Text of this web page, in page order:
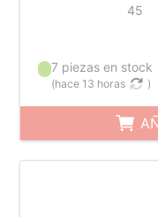
45
7 piezas en stock
(hace 13 horas )